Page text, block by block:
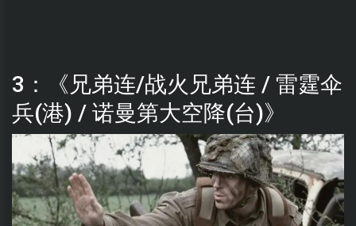
3：《兄弟连/战火兄弟连 / 雷霆伞
兵(港) / 诺曼第大空降(台)》